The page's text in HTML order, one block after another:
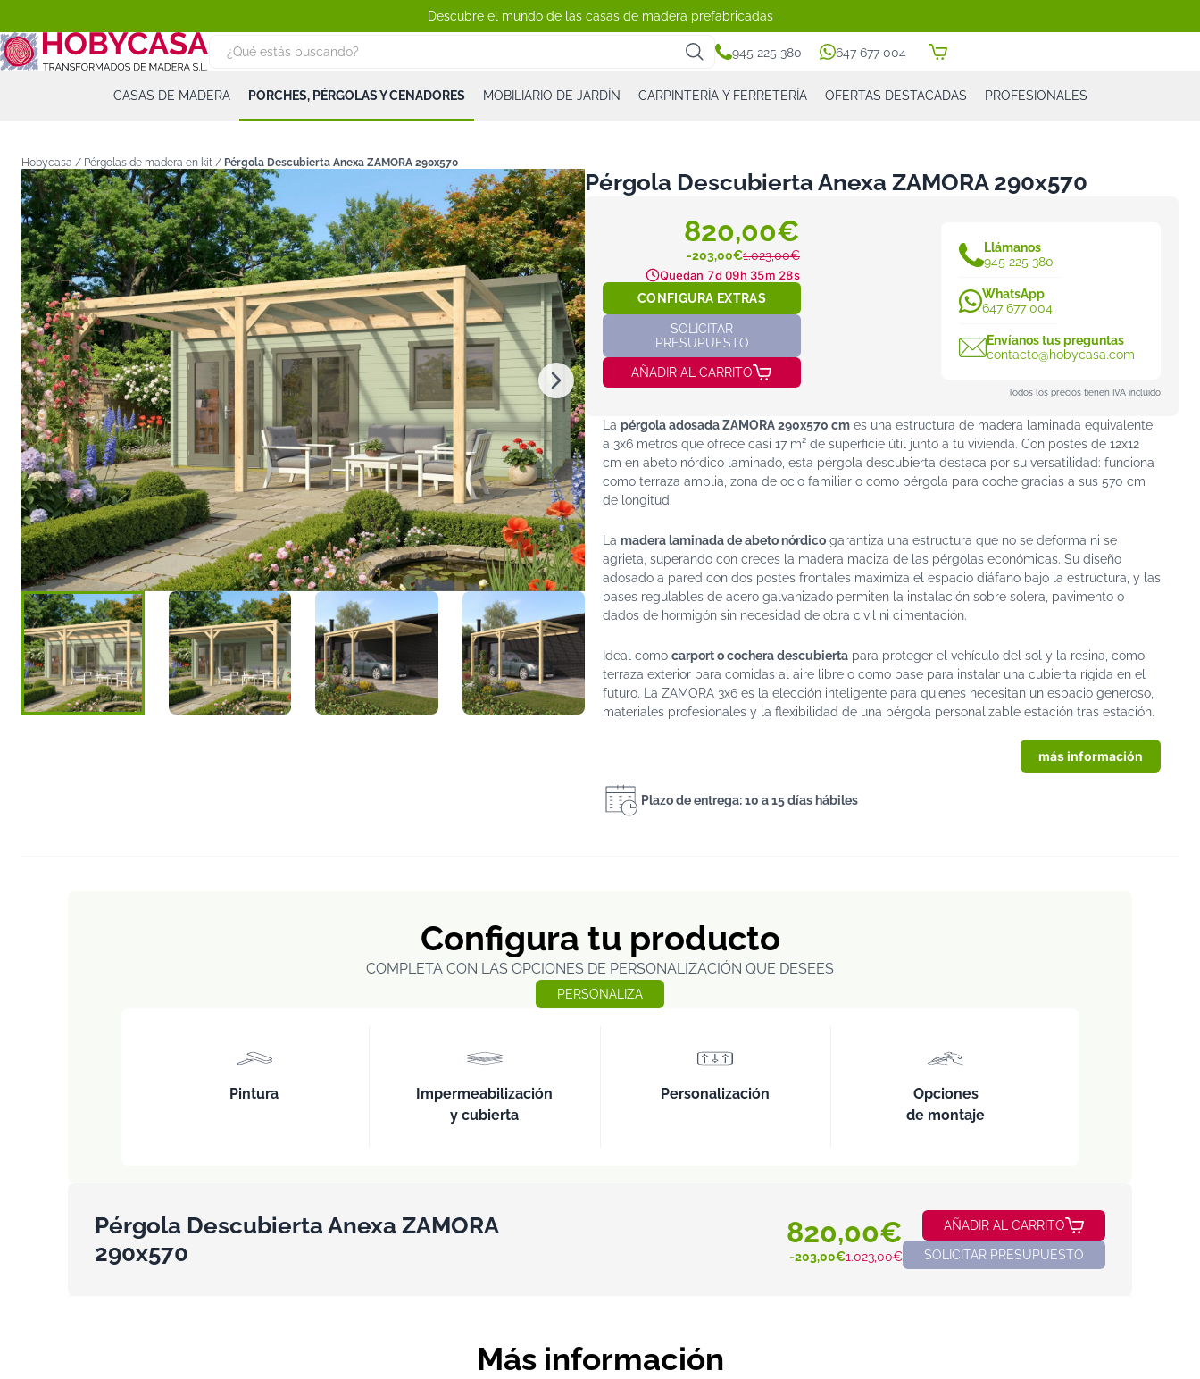
Descubre el mundo de las casas de madera prefabricadas
945 225 380 647 677 004
CASAS DE MADERA PORCHES, PÉRGOLAS Y CENADORES MOBILIARIO DE JARDÍN CARPINTERÍA Y FERRETERÍA OFERTAS DESTACADAS PROFESIONALES
Hobycasa / Pérgolas de madera en kit / Pérgola Descubierta Anexa ZAMORA 290x570
Pérgola Descubierta Anexa ZAMORA 290x570
820,00€
-203,00€1.023,00€
Quedan 7d 09h 35m 28s
CONFIGURA EXTRAS
SOLICITAR
PRESUPUESTO
AÑADIR AL CARRITO
Llámanos
945 225 380
WhatsApp
647 677 004
Envíanos tus preguntas
contacto@hobycasa.com
Todos los precios tienen IVA incluido
La pérgola adosada ZAMORA 290x570 cm es una estructura de madera laminada equivalente
a 3x6 metros que ofrece casi 17 m² de superficie útil junto a tu vivienda. Con postes de 12x12
cm en abeto nórdico laminado, esta pérgola descubierta destaca por su versatilidad: funciona
como terraza amplia, zona de ocio familiar o como pérgola para coche gracias a sus 570 cm
de longitud.
La madera laminada de abeto nórdico garantiza una estructura que no se deforma ni se
agrieta, superando con creces la madera maciza de las pérgolas económicas. Su diseño
adosado a pared con dos postes frontales maximiza el espacio diáfano bajo la estructura, y las
bases regulables de acero galvanizado permiten la instalación sobre solera, pavimento o
dados de hormigón sin necesidad de obra civil ni cimentación.
Ideal como carport o cochera descubierta para proteger el vehículo del sol y la resina, como
terraza exterior para comidas al aire libre o como base para instalar una cubierta rígida en el
futuro. La ZAMORA 3x6 es la elección inteligente para quienes necesitan un espacio generoso,
materiales profesionales y la flexibilidad de una pérgola personalizable estación tras estación.
más información
Plazo de entrega: 10 a 15 días hábiles
Configura tu producto
COMPLETA CON LAS OPCIONES DE PERSONALIZACIÓN QUE DESEES
PERSONALIZA
Pintura
Impermeabilización
y cubierta
Personalización
Opciones
de montaje
Pérgola Descubierta Anexa ZAMORA
290x570
820,00€
-203,00€1.023,00€
AÑADIR AL CARRITO
SOLICITAR PRESUPUESTO
Más información